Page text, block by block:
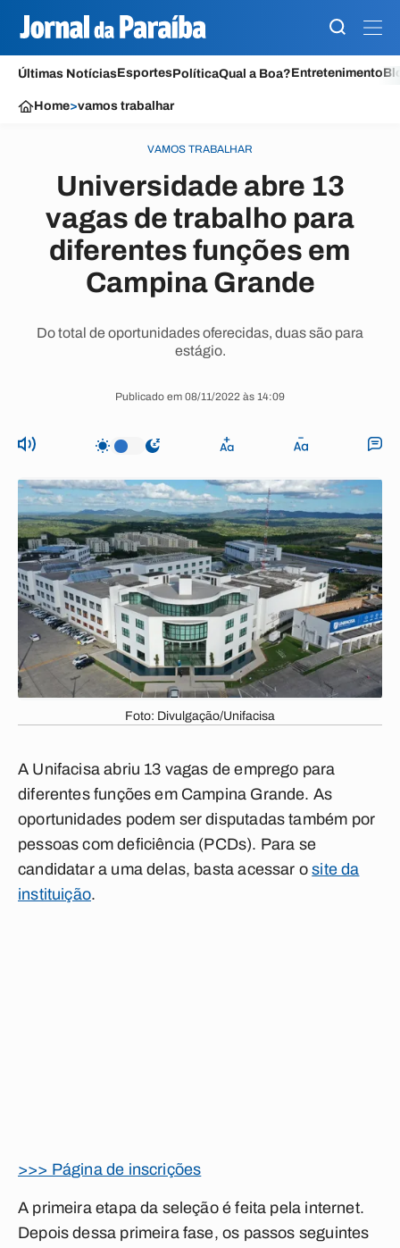
Últimas NotíciasEsportesPolíticaQual a Boa?Entretenimento
Home>vamos trabalhar
VAMOS TRABALHAR
Universidade abre 13
vagas de trabalho para
diferentes funções em
Campina Grande
Do total de oportunidades oferecidas, duas são para
estágio.
Publicado em 08/11/2022 às 14:09
Foto: Divulgação/Unifacisa
A Unifacisa abriu 13 vagas de emprego para
diferentes funções em Campina Grande. As
oportunidades podem ser disputadas também por
pessoas com deficiência (PCDs). Para se
candidatar a uma delas, basta acessar osite da
instituição.
>>> Página de inscrições
A primeira etapa da seleção é feita pela internet.
Depois dessa primeira fase, os passos seguintes